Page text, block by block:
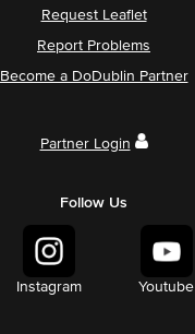
Request Leaflet
Report Problems
Become a DoDublin Partner
Partner Login
Follow Us
Instagram Youtube